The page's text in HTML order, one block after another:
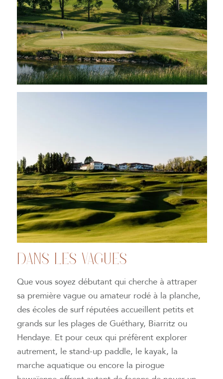
DANS LES VAGUES
Que vous soyez débutant qui cherche à attraper
sa première vague ou amateur rodé à la planche,
des écoles de surf réputées accueillent petits et
grands sur les plages de Guéthary, Biarritz ou
Hendaye. Et pour ceux qui préfèrent explorer
autrement, le stand-up paddle, le kayak, la
marche aquatique ou encore la pirogue